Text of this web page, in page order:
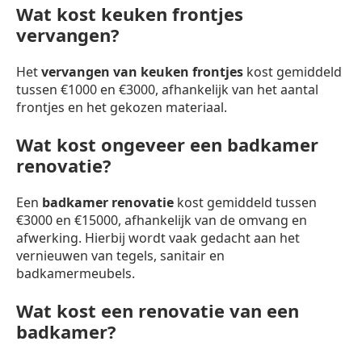
Wat kost keuken frontjes
vervangen?
Hetvervangen van keuken frontjes kost gemiddeld
tussen €1000 en €3000, afhankelijk van het aantal
frontjes en het gekozen materiaal.
Wat kost ongeveer een badkamer
renovatie?
Een badkamer renovatie kost gemiddeld tussen
€3000 en €15000, afhankelijk van de omvang en
afwerking. Hierbij wordt vaak gedacht aan het
vernieuwen van tegels, sanitair en
badkamermeubels.
Wat kost een renovatie van een
badkamer?